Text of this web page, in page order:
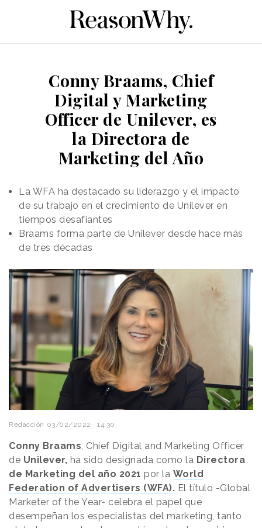
Conny Braams, Chief
Digital y Marketing
Officer de Unilever, es
la Directora de
Marketing del Año
La WFA ha destacado su liderazgo y el impacto
de su trabajo en el crecimiento de Unilever en
tiempos desafiantes
Braams forma parte de Unilever desde hace más
de tres décadas
Redacción 03/02/2022 · 14:30
Conny Braams , Chief Digital and Marketing Officer
de Unilever, ha sido designada como la Directora
de Marketing del año 2021 por la World
Federation of Advertisers (WFA). El título -Global
Marketer of the Year- celebra el papel que
desempeñan los especialistas del marketing, tanto